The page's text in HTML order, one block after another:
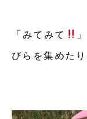
「みてみて
びらを集めた